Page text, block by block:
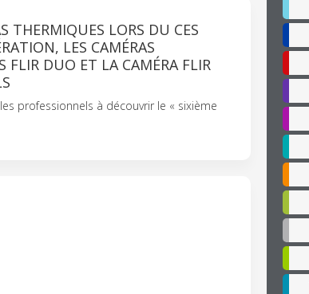
THERMIQUES LORS DU CES
LES CAMÉRAS
FLIR DUO ET LA CAMÉRA FLIR
professionnels à découvrir le « sixième